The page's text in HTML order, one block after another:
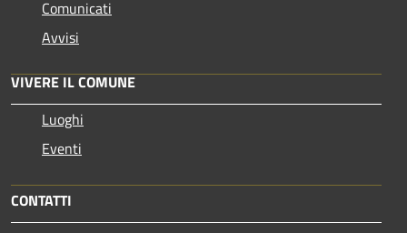
Comunicati
Avvisi
VIVERE IL COMUNE
Luoghi
Eventi
CONTATTI